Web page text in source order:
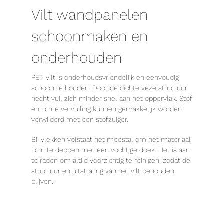
Vilt wandpanelen
schoonmaken en
onderhouden
PET-vilt is onderhoudsvriendelijk en eenvoudig
schoon te houden. Door de dichte vezelstructuur
hecht vuil zich minder snel aan het oppervlak. Stof
en lichte vervuiling kunnen gemakkelijk worden
verwijderd met een stofzuiger.
Bij vlekken volstaat het meestal om het materiaal
licht te deppen met een vochtige doek. Het is aan
te raden om altijd voorzichtig te reinigen, zodat de
structuur en uitstraling van het vilt behouden
blijven.